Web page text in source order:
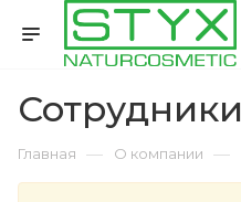
Сотрудники
Главная — О компании —